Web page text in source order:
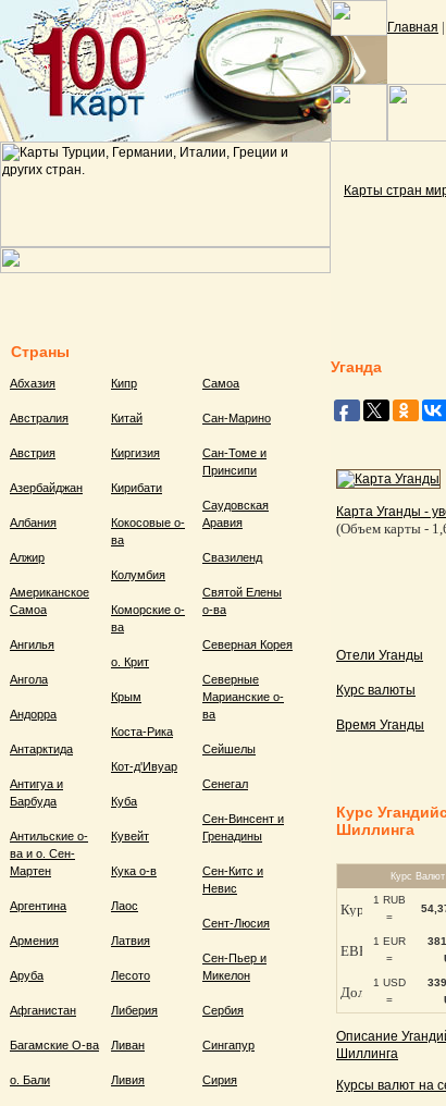
Главная |
Страны
Абхазия
Австралия
Австрия
Азербайджан
Албания
Алжир
Американское
Самоа
Ангилья
Ангола
Андорра
Антарктида
Антигуа и
Барбуда
Антильские о-
ва и о. Сен-
Мартен
Аргентина
Армения
Аруба
Афганистан
Багамские О-ва
о. Бали
Кипр
Китай
Киргизия
Кирибати
Кокосовые о-
ва
Колумбия
Коморские о-
ва
о. Крит
Крым
Коста-Рика
Кот-д'Ивуар
Куба
Кувейт
Кука о-в
Лаос
Латвия
Лесото
Либерия
Ливан
Ливия
Самоа
Сан-Марино
Сан-Томе и
Принсипи
Саудовская
Аравия
Свазиленд
Святой Елены
о-ва
Северная Корея
Северные
Марианские о-
ва
Сейшелы
Сенегал
Сен-Винсент и
Гренадины
Сен-Китс и
Невис
Сент-Люсия
Сен-Пьер и
Микелон
Сербия
Сингапур
Сирия
Карты стран
Уганда
Карта Уганды -
(Объем карты -
Отели Уганды
Курс валюты
Время Уганды
Курс
Шиллинга
Курс Валют
1 RUB
=
1 EUR
=
1 USD
=
Описание
Шиллинга
Курсы валют на